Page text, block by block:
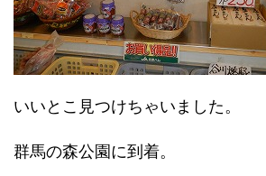
いいとこ見つけちゃいました。
群馬の森公園に到着。